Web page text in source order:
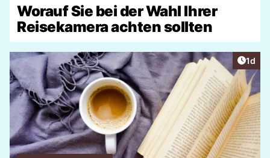
Worauf Sie bei der Wahl Ihrer
Reisekamera achten sollten
1d